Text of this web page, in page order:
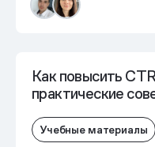
Как повысить
практические
Учебные материалы